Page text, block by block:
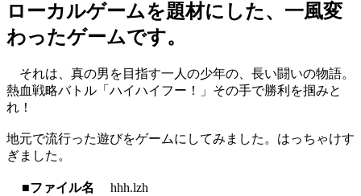
ローカルゲームを題材にした、一風変
わったゲームです。
それは、真の男を目指す一人の少年の、長い闘いの物語。
熱血戦略バトル「ハイハイフー！」その手で勝利を掴みと
れ！
地元で流行った遊びをゲームにしてみました。はっちゃけす
ぎました。
■ファイル名
hhh.lzh